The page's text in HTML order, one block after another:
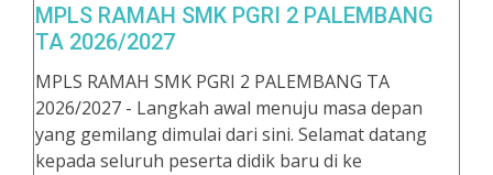
MPLS RAMAH SMK PGRI 2 PALEMBANG
TA 2026/2027
MPLS RAMAH SMK PGRI 2 PALEMBANG TA
2026/2027 - Langkah awal menuju masa depan
yang gemilang dimulai dari sini. Selamat datang
kepada seluruh peserta didik baru di ke